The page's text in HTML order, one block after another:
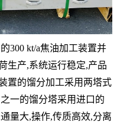
300 kt/a焦油加工装置并
生产,系统运行稳定,产品
置的馏分加工采用两塔式
一的馏分塔采用进口的
量大,操作,传质高效,分离